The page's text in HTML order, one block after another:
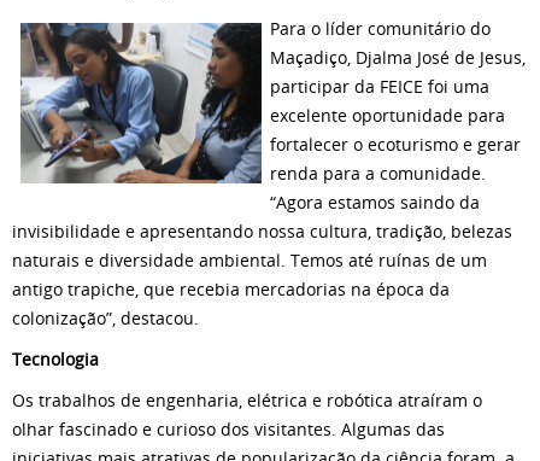
Para o líder comunitário do
Maçadiço, Djalma José de Jesus,
participar da FEICE foi uma
excelente oportunidade para
fortalecer o ecoturismo e gerar
renda para a comunidade.
“Agora estamos saindo da
invisibilidade e apresentando nossa cultura, tradição, belezas
naturais e diversidade ambiental. Temos até ruínas de um
antigo trapiche, que recebia mercadorias na época da
colonização”, destacou.
Tecnologia
Os trabalhos de engenharia, elétrica e robótica atraíram o
olhar fascinado e curioso dos visitantes. Algumas das